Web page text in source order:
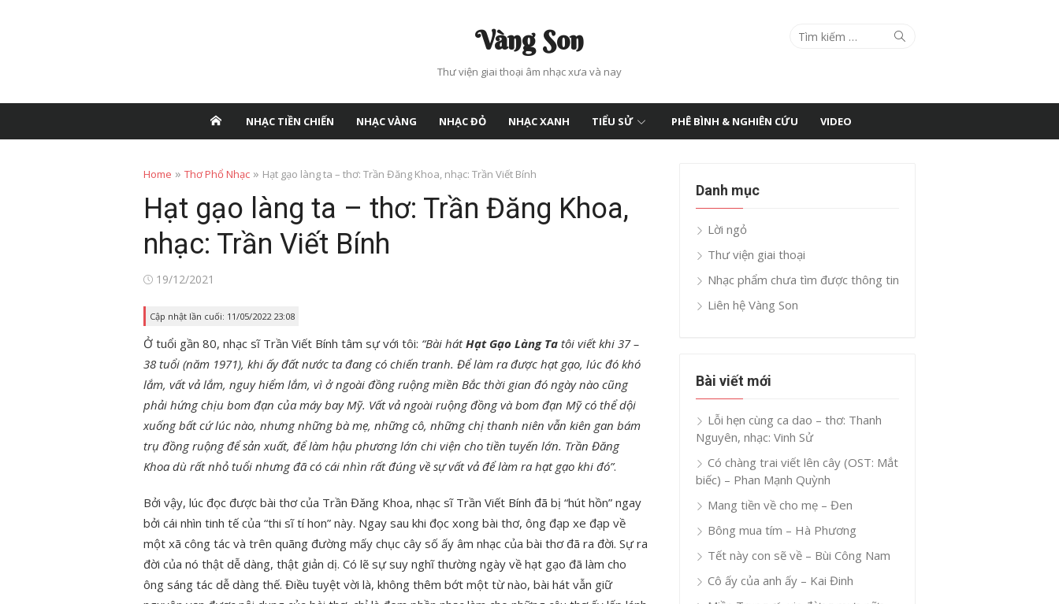
Vàng Son
Thư viện giai thoại âm nhạc xưa và nay
Search
Search
NHẠC TIỀN CHIẾN NHẠC VÀNG NHẠC ĐỎ NHẠC XANH TIỂU SỬ PHÊ BÌNH & NGHIÊN CỨU VIDEO
Home » Thơ Phổ Nhạc » Hạt gạo làng ta – thơ: Trần Đăng Khoa, nhạc: Trần Viết Bính
Hạt gạo làng ta – thơ: Trần Đăng Khoa,
nhạc: Trần Viết Bính
Posted
19/12/2021
Cập nhật lần cuối: 11/05/2022 23:08
Ở tuổi gần 80, nhạc sĩ Trần Viết Bính tâm sự với tôi: “Bài hátHạt Gạo Làng Ta tôi viết khi 37 –
38 tuổi (năm 1971), khi ấy đất nước ta đang có chiến tranh. Để làm ra được hạt gạo, lúc đó khó
lắm, vất vả lắm, nguy hiểm lắm, vì ở ngoài đồng ruộng miền Bắc thời gian đó ngày nào cũng
phải hứng chịu bom đạn của máy bay Mỹ. Vất vả ngoài ruộng đồng và bom đạn Mỹ có thể dội
xuống bất cứ lúc nào, nhưng những bà mẹ, những cô, những chị thanh niên vẫn kiên gan bám
trụ đồng ruộng để sản xuất, để làm hậu phương lớn chi viện cho tiền tuyến lớn. Trần Đăng
Khoa dù rất nhỏ tuổi nhưng đã có cái nhìn rất đúng về sự vất vả để làm ra hạt gạo khi đó”.
Bởi vậy, lúc đọc được bài thơ của Trần Đăng Khoa, nhạc sĩ Trần Viết Bính đã bị “hút hồn” ngay
bởi cái nhìn tinh tế của “thi sĩ tí hon” này. Ngay sau khi đọc xong bài thơ, ông đạp xe đạp về
một xã công tác và trên quãng đường mấy chục cây số ấy âm nhạc của bài thơ đã ra đời. Sự ra
đời của nó thật dễ dàng, thật giản dị. Có lẽ sự suy nghĩ thường ngày về hạt gạo đã làm cho
ông sáng tác dễ dàng thế. Điều tuyệt vời là, không thêm bớt một từ nào, bài hát vẫn giữ
Danh mục
Lời ngỏ
Thư viện giai thoại
Nhạc phẩm chưa tìm được thông tin
Liên hệ Vàng Son
Bài viết mới
Lỗi hẹn cùng ca dao – thơ: Thanh
Nguyên, nhạc: Vinh Sử
Có chàng trai viết lên cây (OST: Mắt
biếc) – Phan Mạnh Quỳnh
Mang tiền về cho mẹ – Đen
Bông mua tím – Hà Phương
Tết này con sẽ về – Bùi Công Nam
Cô ấy của anh ấy – Kai Đinh